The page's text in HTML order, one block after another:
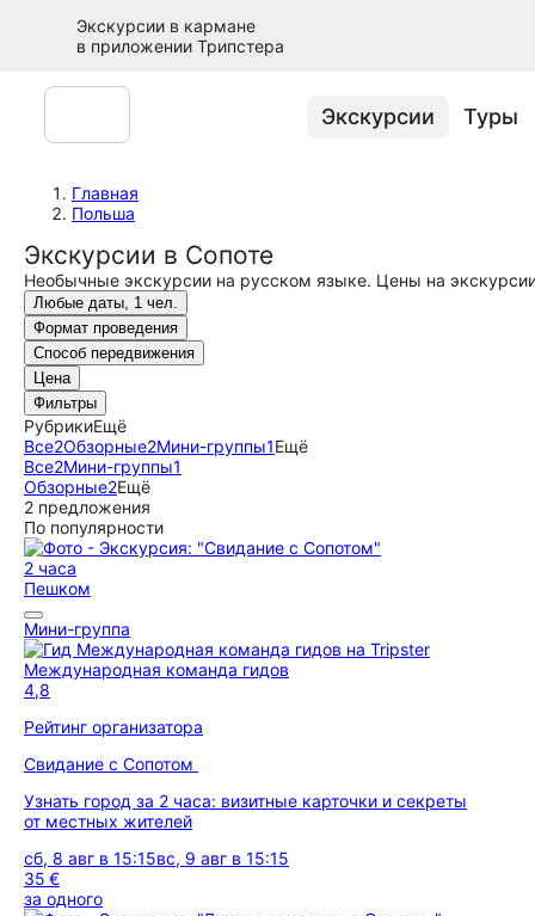
Экскурсии в кармане
в приложении Трипстера
Экскурсии Туры
Главная
Польша
Экскурсии в Сопоте
Необычные экскурсии на русском языке. Цены на
Любые даты, 1 чел.
Формат проведения
Способ передвижения
Цена
Фильтры
РубрикиЕщё
Все2Обзорные2Мини-группы1Ещё
Все2Мини-группы1
Обзорные2Ещё
2 предложения
По популярности
2 часа
Пешком
Мини-группа
Международная команда гидов
4,8
Рейтинг организатора
Свидание с Сопотом
Узнать город за 2 часа: визитные карточки и секреты
от местных жителей
сб, 8 авг в 15:15вс, 9 авг в 15:15
35 €
за одного